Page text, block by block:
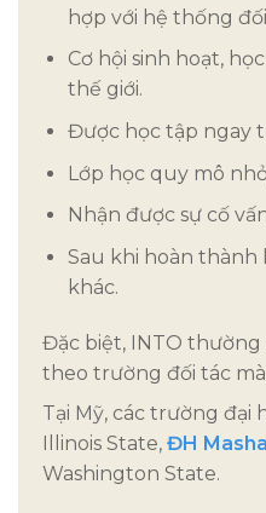
hợp với hệ thống
Cơ hội sinh hoạt,
thế giới.
Được học tập ngay
Lớp học quy mô
Nhận được sự cố
Sau khi hoàn thành
khác.
Đặc biệt, INTO
theo trường đối tác
Tại Mỹ, các trường đại
Illinois State, ĐH
Washington State.